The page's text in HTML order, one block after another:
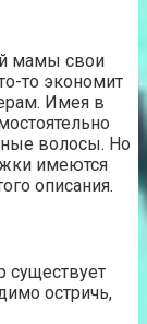
мамы свои
то экономит
Имея в
волосы. Но
имеются
описания.
существует
остричь,